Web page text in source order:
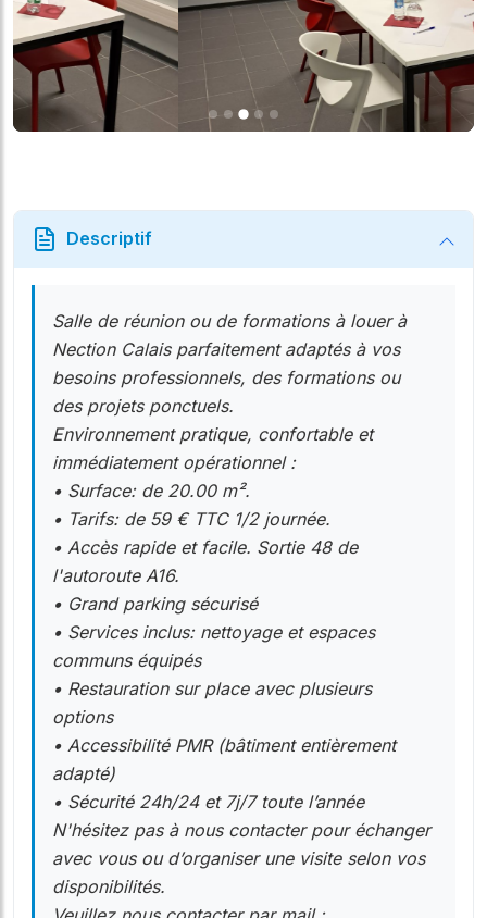
Descriptif
Salle de réunion ou de formations à louer à
Nection Calais parfaitement adaptés à vos
besoins professionnels, des formations ou
des projets ponctuels.
Environnement pratique, confortable et
immédiatement opérationnel :
• Surface: de 20.00 m².
• Tarifs: de 59 € TTC 1/2 journée.
• Accès rapide et facile. Sortie 48 de
l'autoroute A16.
• Grand parking sécurisé
• Services inclus: nettoyage et espaces
communs équipés
• Restauration sur place avec plusieurs
options
• Accessibilité PMR (bâtiment entièrement
adapté)
• Sécurité 24h/24 et 7j/7 toute l’année
N'hésitez pas à nous contacter pour échanger
avec vous ou d’organiser une visite selon vos
disponibilités.